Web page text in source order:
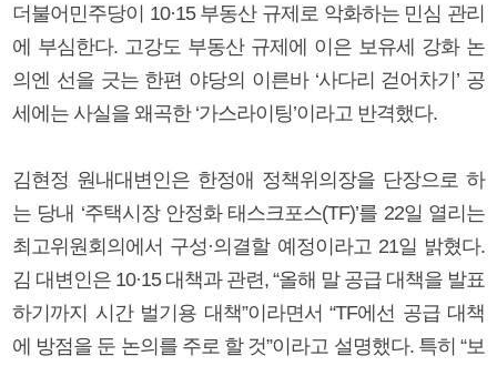
더불어민주당이 10·15 부동산 규제로 악화하는 민심 관리
에 부심한다. 고강도 부동산 규제에 이은 보유세 강화 논
의엔 선을 긋는 한편 야당의 이른바 ‘사다리 걷어차기’ 공
세에는 사실을 왜곡한 ‘가스라이팅’이라고 반격했다.
김현정 원내대변인은 한정애 정책위의장을 단장으로 하
는 당내 ‘주택시장 안정화 태스크포스(TF)’를 22일 열리는
최고위원회의에서 구성·의결할 예정이라고 21일 밝혔다.
김 대변인은 10·15 대책과 관련, “올해 말 공급 대책을 발표
하기까지 시간 벌기용 대책”이라면서 “TF에선 공급 대책
에 방점을 둔 논의를 주로 할 것”이라고 설명했다. 특히 “보